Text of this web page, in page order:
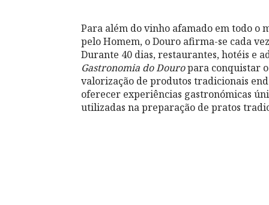
Para além do vinho afamado em todo o
pelo Homem, o Douro afirma-se cada
Durante 40 dias, restaurantes, hotéis e
Gastronomia do Douropara conquistar
valorização de produtos tradicionais
oferecer experiências gastronómicas
utilizadas na preparação de pratos